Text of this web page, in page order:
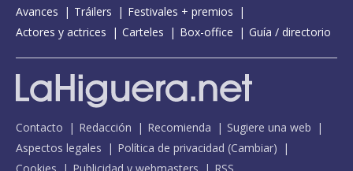
Avances
Tráilers
Festivales + premios
Actores y actrices
Carteles Box-office Guía / directorio
Contacto Redacción Recomienda
Sugiere una web
Aspectos legales
Política de privacidad (Cambiar)